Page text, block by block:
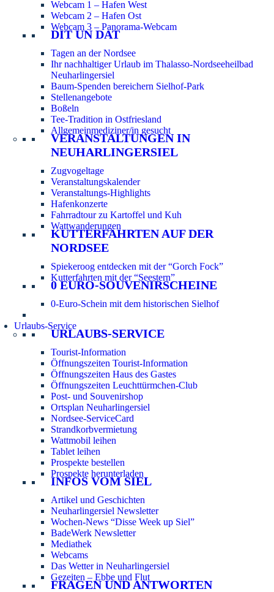
Webcam 1 – Hafen West
Webcam 2 – Hafen Ost
Webcam 3 – Panorama-Webcam
DIT UN DAT
Tagen an der Nordsee
Ihr nachhaltiger Urlaub im Thalasso-Nordseeheilbad
Neuharlingersiel
Baum-Spenden bereichern Sielhof-Park
Stellenangebote
Boßeln
Tee-Tradition in Ostfriesland
Allgemeinmediziner/in gesucht
VERANSTALTUNGEN IN
NEUHARLINGERSIEL
Zugvogeltage
Veranstaltungskalender
Veranstaltungs-Highlights
Hafenkonzerte
Fahrradtour zu Kartoffel und Kuh
Wattwanderungen
KUTTERFAHRTEN AUF DER
NORDSEE
Spiekeroog entdecken mit der “Gorch Fock”
Kutterfahrten mit der “Seestern”
0 EURO-SOUVENIRSCHEINE
0-Euro-Schein mit dem historischen Sielhof
Urlaubs-Service
URLAUBS-SERVICE
Tourist-Information
Öffnungszeiten Tourist-Information
Öffnungszeiten Haus des Gastes
Öffnungszeiten Leuchttürmchen-Club
Post- und Souvenirshop
Ortsplan Neuharlingersiel
Nordsee-ServiceCard
Strandkorbvermietung
Wattmobil leihen
Tablet leihen
Prospekte bestellen
Prospekte herunterladen
INFOS VOM SIEL
Artikel und Geschichten
Neuharlingersiel Newsletter
Wochen-News “Disse Week up Siel”
BadeWerk Newsletter
Mediathek
Webcams
Das Wetter in Neuharlingersiel
Gezeiten – Ebbe und Flut
FRAGEN UND ANTWORTEN